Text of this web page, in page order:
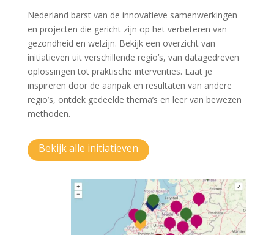
Nederland barst van de innovatieve samenwerkingen
en projecten die gericht zijn op het verbeteren van
gezondheid en welzijn. Bekijk een overzicht van
initiatieven uit verschillende regio’s, van datagedreven
oplossingen tot praktische interventies. Laat je
inspireren door de aanpak en resultaten van andere
regio’s, ontdek gedeelde thema’s en leer van bewezen
methoden.
Bekijk alle initiatieven